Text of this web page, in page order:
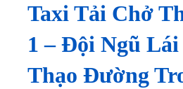
Taxi Tải Chở
1 – Đội Ngũ Lái
Thạo Đường